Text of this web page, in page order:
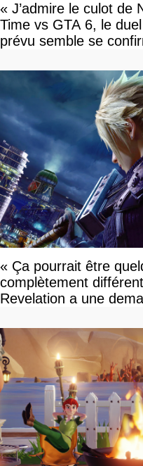
« J’admire le culot de
Time vs GTA 6, le
prévu semble se
« Ça pourrait être
complètement
Revelation a une